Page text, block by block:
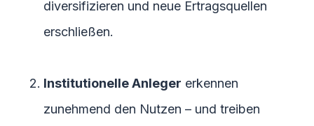
diversifizieren und neue Ertragsquellen
erschließen.
Institutionelle Anleger erkennen
zunehmend den Nutzen – und treiben